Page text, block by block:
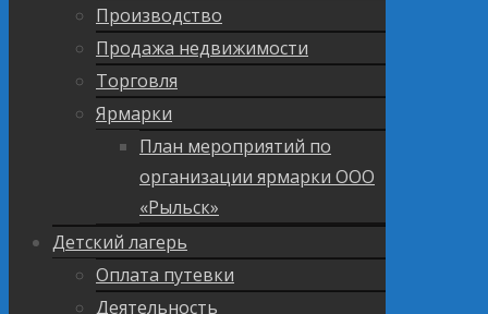
Производство
Продажа недвижимости
Торговля
Ярмарки
План мероприятий по
организации ярмарки ООО
«Рыльск»
Детский лагерь
Оплата путевки
Деятельность